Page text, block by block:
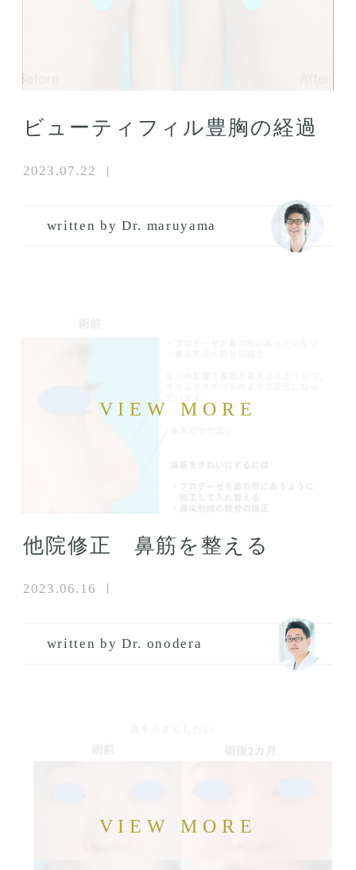
ビューティフィル豊胸の経過
2023.07.22
written by Dr. maruyama
他院修正 鼻筋を整える
2023.06.16
written by Dr. onodera